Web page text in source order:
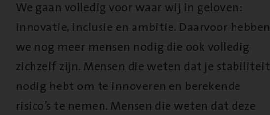
We gaan volledig voor waar wij in geloven:
innovatie, inclusie en ambitie. Daarvoor hebben
we nog meer mensen nodig die ook volledig
zichzelf zijn. Mensen die weten dat je stabiliteit
nodig hebt om te innoveren en berekende
risico’s te nemen. Mensen die weten dat deze